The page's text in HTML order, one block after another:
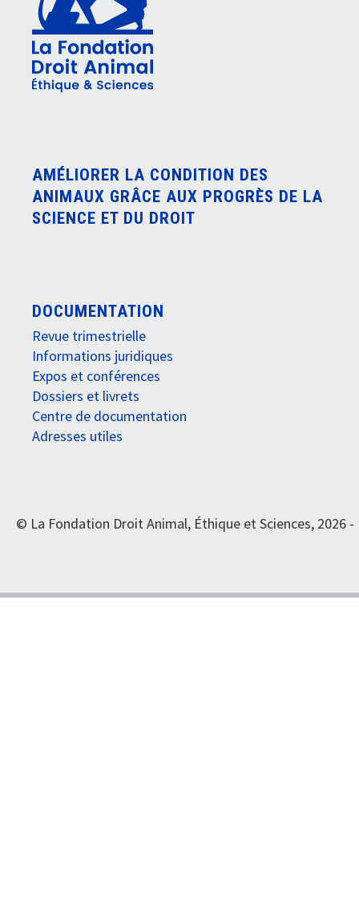
AMÉLIORER LA CONDITION DES
ANIMAUX GRÂCE AUX PROGRÈS DE LA
SCIENCE ET DU DROIT
DOCUMENTATION
Revue trimestrielle
Informations juridiques
Expos et conférences
Dossiers et livrets
Centre de documentation
Adresses utiles
© La Fondation Droit Animal, Éthique et Sciences, 2026 -